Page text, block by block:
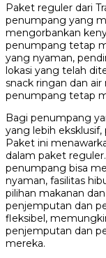
Paket reguler dari
penumpang yang
mengorbankan
penumpang tetap
yang nyaman,
lokasi yang telah
snack ringan dan
penumpang tetap
Bagi penumpang
yang lebih
Paket ini
dalam paket
penumpang bisa
nyaman, fasilitas
pilihan makanan
penjemputan dan
fleksibel,
penjemputan dan
mereka.